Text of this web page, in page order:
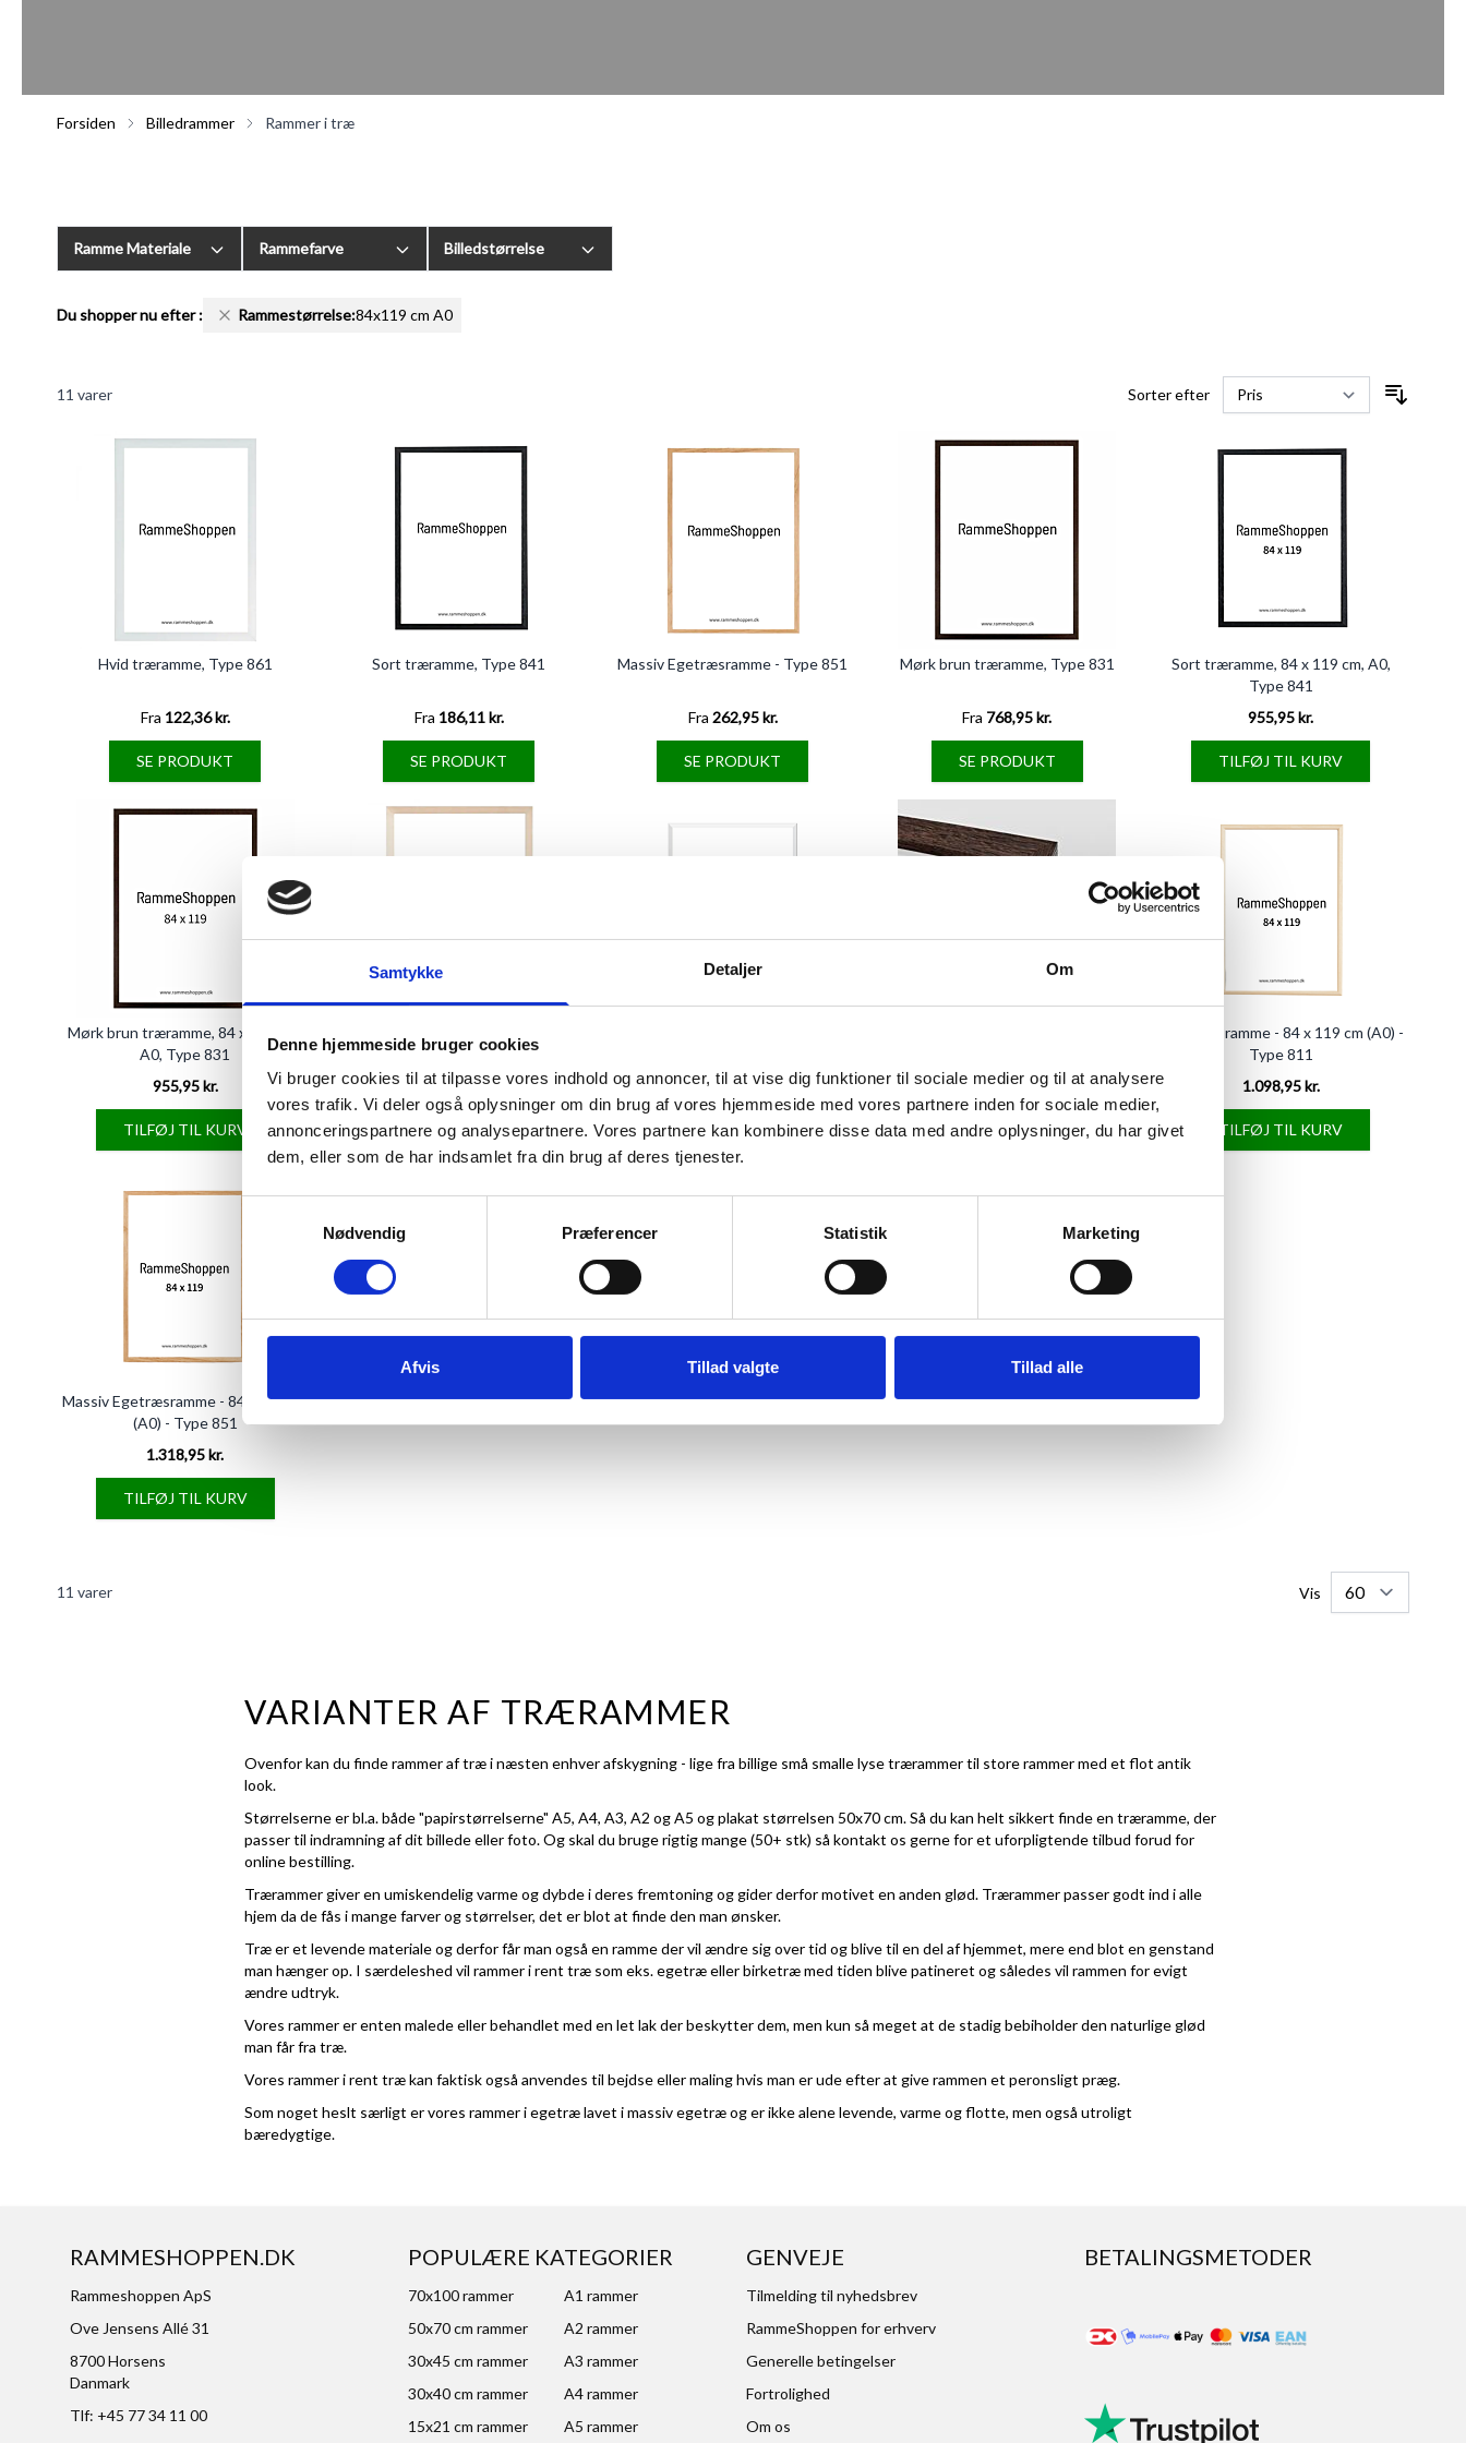
Samtykke Detaljer Om
Denne hjemmeside bruger cookies
Vi bruger cookies til at tilpasse vores indhold og annoncer, til at vise dig funktioner til sociale medier og til at analysere
vores trafik. Vi deler også oplysninger om din brug af vores hjemmeside med vores partnere inden for sociale medier,
annonceringspartnere og analysepartnere. Vores partnere kan kombinere disse data med andre oplysninger, du har givet
dem, eller som de har indsamlet fra din brug af deres tjenester.
Nødvendig
Præferencer Statistik Marketing
Afvis Tillad valgte Tillad alle
Forsiden Billedrammer Rammer i træ
Du shopper nu efter: Rammestørrelse:84x119 cm A0
Ramme Materiale Rammefarve Billedstørrelse
11 varer Sorter efter
Hvid træramme, Type 861
Fra 122,36 kr.
SE PRODUKT
Sort træramme, Type 841
Fra 186,11 kr.
SE PRODUKT
Massiv Egetræsramme - Type 851
Fra 262,95 kr.
SE PRODUKT
Mørk brun træramme, Type 831
Fra 768,95 kr.
SE PRODUKT
Sort træramme, 84 x 119 cm, A0,
Type 841
955,95 kr.
TILFØJ TIL KURV
Mørk brun træramme, 84 x 119 cm,
A0, Type 831
955,95 kr.
TILFØJ TIL KURV
Fra 966,95 kr.
SE PRODUKT
988,95 kr.
TILFØJ TIL KURV
989,00 kr.
TILFØJ TIL KURV
Birketræsramme - 84 x 119 cm (A0) -
Type 811
1.098,95 kr.
TILFØJ TIL KURV
Massiv Egetræsramme - 84 x 119 cm
(A0) - Type 851
1.318,95 kr.
TILFØJ TIL KURV
11 varer Vis
VARIANTER AF TRÆRAMMER
Ovenfor kan du finde rammer af træ i næsten enhver afskygning - lige fra billige små smalle lyse trærammer til store rammer med et flot antik
look.
Størrelserne er bl.a. både "papirstørrelserne" A5, A4, A3, A2 og A5 og plakat størrelsen 50x70 cm. Så du kan helt sikkert finde en træramme, der
passer til indramning af dit billede eller foto. Og skal du bruge rigtig mange (50+ stk) så kontakt os gerne for et uforpligtende tilbud forud for
online bestilling.
Trærammer giver en umiskendelig varme og dybde i deres fremtoning og gider derfor motivet en anden glød. Trærammer passer godt ind i alle
hjem da de fås i mange farver og størrelser, det er blot at finde den man ønsker.
Træ er et levende materiale og derfor får man også en ramme der vil ændre sig over tid og blive til en del af hjemmet, mere end blot en genstand
man hænger op. I særdeleshed vil rammer i rent træ som eks. egetræ eller birketræ med tiden blive patineret og således vil rammen for evigt
ændre udtryk.
Vores rammer er enten malede eller behandlet med en let lak der beskytter dem, men kun så meget at de stadig bebiholder den naturlige glød
man får fra træ.
Vores rammer i rent træ kan faktisk også anvendes til bejdse eller maling hvis man er ude efter at give rammen et peronsligt præg.
Som noget heslt særligt er vores rammer i egetræ lavet i massiv egetræ og er ikke alene levende, varme og flotte, men også utroligt
bæredygtige.
RAMMESHOPPEN.DK
Rammeshoppen ApS
Ove Jensens Allé 31
8700 Horsens
Danmark
Tlf: +45 77 34 11 00
POPULÆRE KATEGORIER
70x100 rammer
A1 rammer
50x70 cm rammer
A2 rammer
30x45 cm rammer
A3 rammer
30x40 cm rammer
A4 rammer
15x21 cm rammer
A5 rammer
GENVEJE
Tilmelding til nyhedsbrev
RammeShoppen for erhverv
Generelle betingelser
Fortrolighed
Om os
BETALINGSMETODER